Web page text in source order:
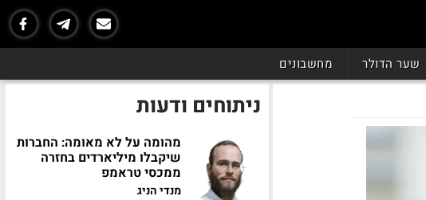
שער הדולר מחשבונים
ניתוחים ודעות
מהומה על לא מאומה: החברות
שיקבלו מיליארדים בחזרה
ממכסי טראמפ
מנדי הניג